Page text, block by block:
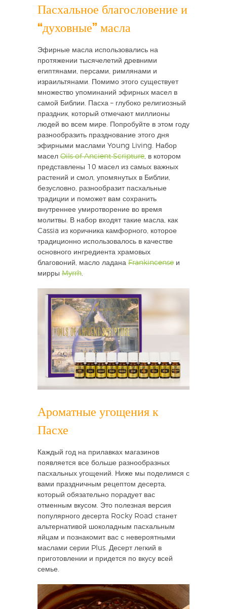
Пасхальное благословение и
“духовные” масла
Эфирные масла использовались на
протяжении тысячелетий древними
египтянами, персами, римлянами и
израильтянами. Помимо этого существует
множество упоминаний эфирных масел в
самой Библии. Пасха – глубоко религиозный
праздник, который отмечают миллионы
людей во всем мире. Попробуйте в этом году
разнообразить празднование этого дня
эфирными маслами Young Living. Набор
масел Oils of Ancient Scripture, в котором
представлены 10 масел из самых важных
растений и смол, упомянутых в Библии,
безусловно, разнообразит пасхальные
традиции и поможет вам сохранить
внутреннее умиротворение во время
молитвы. В набор входят такие масла, как
Cassia из коричника камфорного, которое
традиционно использовалось в качестве
основного ингредиента храмовых
благовоний, масло ладана Frankincense и
мирры Myrrh.
Ароматные угощения к
Пасхе
Каждый год на прилавках магазинов
появляется все больше разнообразных
пасхальных угощений. Ниже мы поделимся с
вами праздничным рецептом десерта,
который обязательно порадует вас
отменным вкусом. Это полезная версия
популярного десерта Rocky Road станет
альтернативой шоколадным пасхальным
яйцам и познакомит вас с невероятными
маслами серии Plus. Десерт легкий в
приготовлении и придется по вкусу всей
семье.